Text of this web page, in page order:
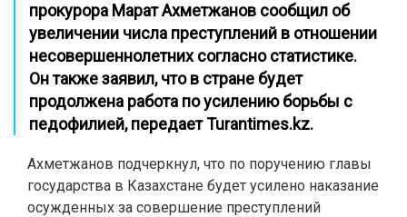
прокурора Марат Ахметжанов сообщил об
увеличении числа преступлений в отношении
несовершеннолетних согласно статистике.
Он также заявил, что в стране будет
продолжена работа по усилению борьбы с
педофилией, передаетTurantimes.kz.
Ахметжанов подчеркнул, что по поручению главы
государства в Казахстане будет усилено наказание
осужденных за совершение преступлений